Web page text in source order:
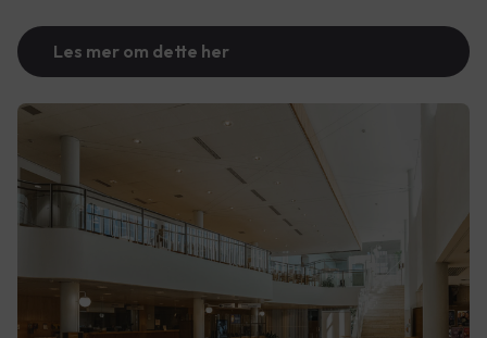
Les mer om dette her